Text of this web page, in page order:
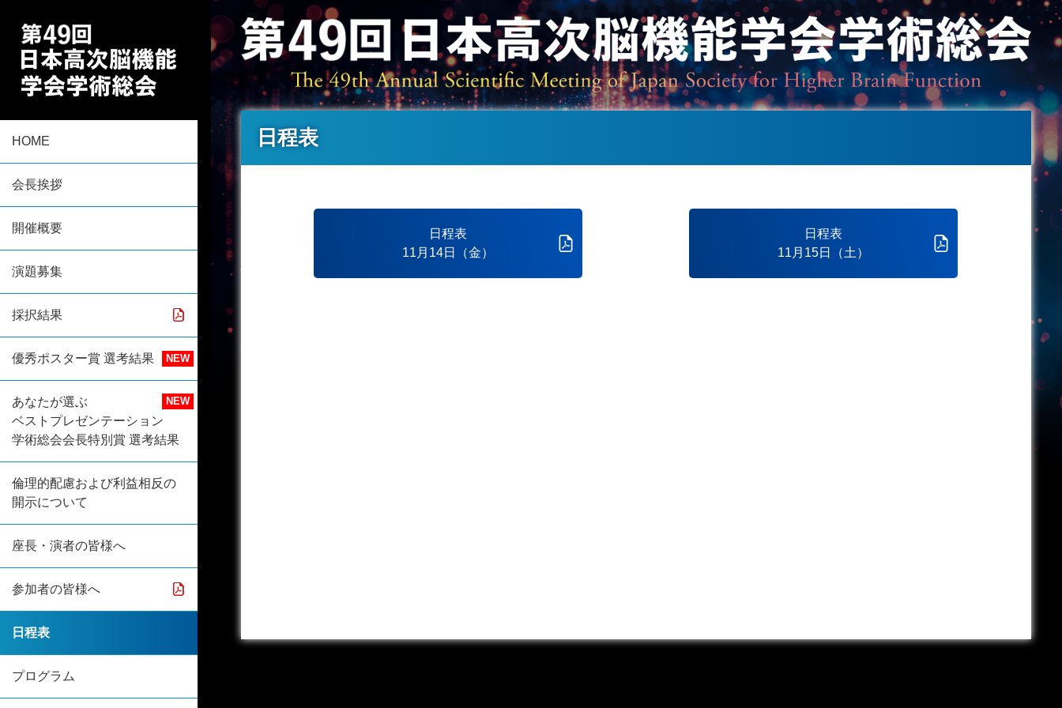
HOME
会長挨拶
開催概要
演題募集
採択結果
優秀ポスター賞 選考結果
あなたが選ぶ
ベストプレゼンテーション
学術総会会長特別賞 選考結果
倫理的配慮および利益相反の
開示について
座長・演者の皆様へ
参加者の皆様へ
日程表
プログラム
日程表
日程表
11月14日（金）
日程表
11月15日（土）